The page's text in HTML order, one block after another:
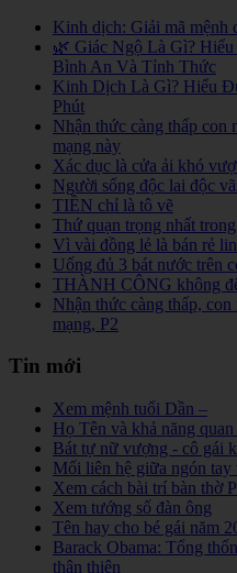
Kinh dịch: Giải mã mệnh
🌿 Giác Ngộ Là Gì?
Bình An Và Tỉnh Thức
Kinh Dịch Là Gì? Hiểu
Phút
Nhận thức càng thấp con
mạng này
Xác dục là cửa ải khó
Người sống độc lai độc
TIỀN chỉ là tô vẽ
Thứ quạn trọng nhất
Vì vài đồng lẻ là bán rẻ
Uống đủ 3 bát nước trên
THÀNH CÔNG không
Nhận thức càng thấp,
mạng, P2
Tin mới
Xem mệnh tuổi Dần –
Họ Tên và khả năng
Bát tự nữ vượng - cô gái
Mối liên hệ giữa ngón tay
Xem cách bài trí bàn thờ
Xem tướng số đàn ông
Tên hay cho bé gái năm
Barack Obama: Tổng
thân thiện